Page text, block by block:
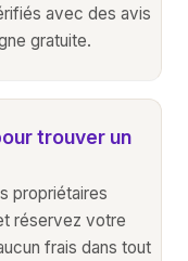
avec des avis
gratuite.
trouver un
propriétaires
réservez votre
frais dans tout